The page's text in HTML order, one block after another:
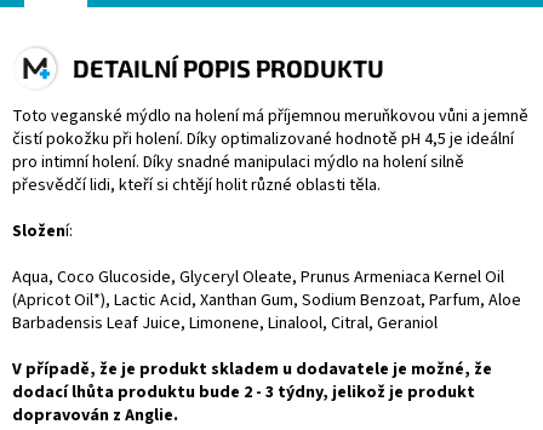
DETAILNÍ POPIS PRODUKTU
Toto veganské mýdlo na holení má příjemnou meruňkovou vůni a jemně
čistí pokožku při holení. Díky optimalizované hodnotě pH 4,5 je ideální
pro intimní holení. Díky snadné manipulaci mýdlo na holení silně
přesvědčí lidi, kteří si chtějí holit různé oblasti těla.
Složení:
Aqua, Coco Glucoside, Glyceryl Oleate, Prunus Armeniaca Kernel Oil
(Apricot Oil*), Lactic Acid, Xanthan Gum, Sodium Benzoat, Parfum, Aloe
Barbadensis Leaf Juice, Limonene, Linalool, Citral, Geraniol
V případě, že je produkt skladem u dodavatele je možné, že
dodací lhůta produktu bude 2 - 3 týdny, jelikož je produkt
dopravován z Anglie.